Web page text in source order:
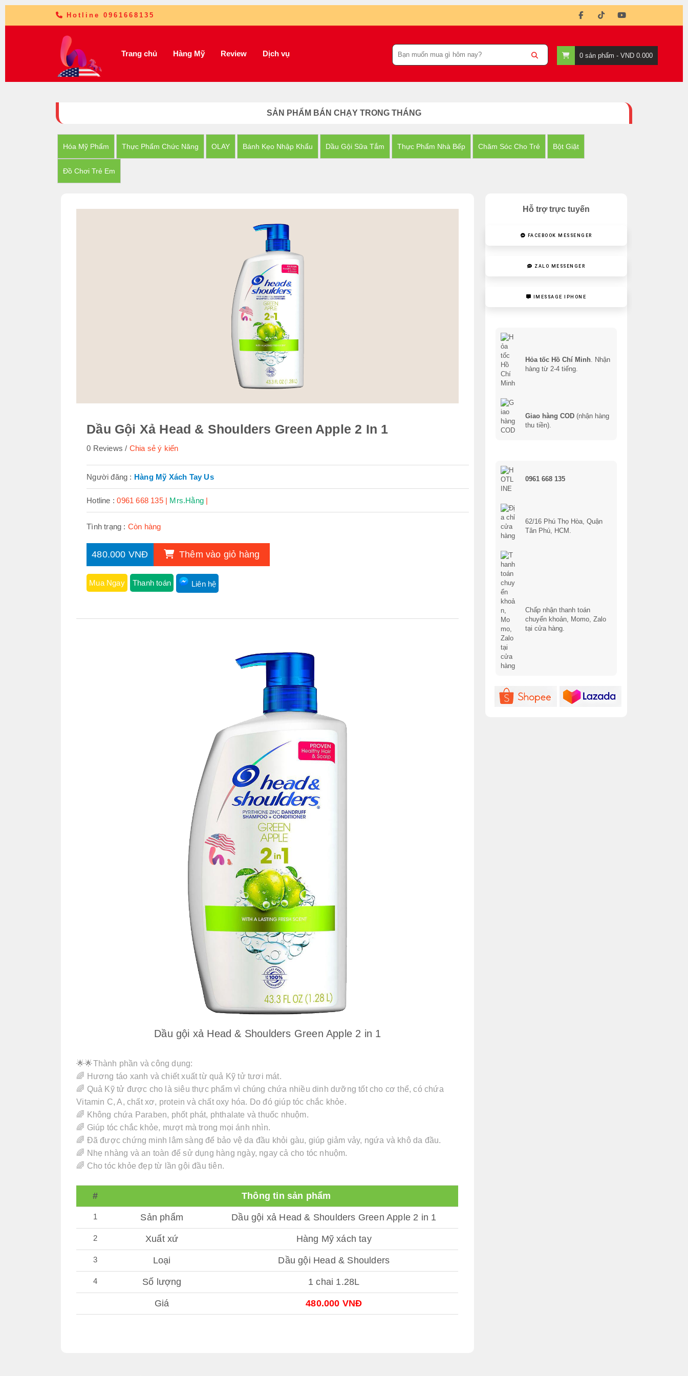
Hotline 0961668135
Trang chủ Hàng Mỹ Review Dịch vụ 0sản phẩm - VND 0.000
SẢN PHẨM BÁN CHẠY TRONG THÁNG
Hóa Mỹ Phẩm Thực Phẩm Chức Năng OLAY Bánh Kẹo Nhập Khẩu Dầu Gội Sữa Tắm Thực Phẩm Nhà Bếp Chăm Sóc Cho Trẻ Bột Giặt
Đồ Chơi Trẻ Em
Hỗ trợ trực tuyến
FACEBOOK MESSENGER
ZALO MESSENGER
IMESSAGE IPHONE
Hỏa tốc Hồ Chí Minh. Nhận
hàng từ 2-4 tiếng.
Giao hàng COD (nhận hàng
thu tiền).
0961 668 135
62/16 Phú Thọ Hòa, Quận
Tân Phú, HCM.
Chấp nhận thanh toán
chuyển khoản, Momo, Zalo
tại cửa hàng.
Dầu Gội Xả Head & Shoulders Green Apple 2 In 1
0 Reviews Chia sẻ ý kiến
Người đăng : Hàng Mỹ Xách Tay Us
Hotline :0961 668 135 | Mrs.Hằng|
Tình trạng : Còn hàng
480.000 VNĐ Thêm vào giỏ hàng
Mua Ngay Thanh toán Liên hệ
Dầu gội xả Head & Shoulders Green Apple 2 in 1
🌟🌟Thành phần và công dụng:
🌈 Hương táo xanh và chiết xuất từ quả Kỹ tử tươi mát.
🌈 Quả Kỹ tử được cho là siêu thực phẩm vì chúng chứa nhiều dinh dưỡng tốt cho cơ thể, có chứa
Vitamin C, A, chất xơ, protein và chất oxy hóa. Do đó giúp tóc chắc khỏe.
🌈 Không chứa Paraben, phốt phát, phthalate và thuốc nhuộm.
🌈 Giúp tóc chắc khỏe, mượt mà trong mọi ánh nhìn.
🌈 Đã được chứng minh lâm sàng để bảo vệ da đầu khỏi gàu, giúp giảm vảy, ngứa và khô da đầu.
🌈 Nhẹ nhàng và an toàn để sử dụng hàng ngày, ngay cả cho tóc nhuộm.
🌈 Cho tóc khỏe đẹp từ lần gội đầu tiên.
# Thông tin sản phẩm
1 Sản phẩm Dầu gội xả Head & Shoulders Green Apple 2 in 1
2 Xuất xứ Hàng Mỹ xách tay
3 Loại Dầu gội Head & Shoulders
4 Số lượng 1 chai 1.28L
Giá 480.000 VNĐ